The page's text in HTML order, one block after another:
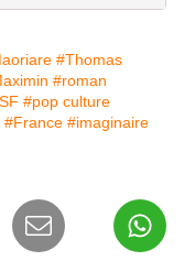
#Thomas
#roman
#pop culture
#France #imaginaire